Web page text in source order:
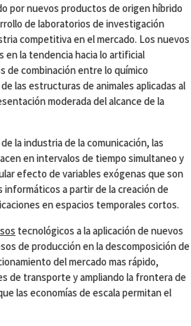
por nuevos productos de origen híbrido
de laboratorios de investigación
competitiva en el mercado. Los nuevos
en la tendencia hacia lo artificial
de combinación entre lo químico
las estructuras de animales aplicadas al
moderada del alcance de la
la industria de la comunicación, las
en intervalos de tiempo simultaneo y
efecto de variables exógenas que son
a partir de la creación de
en espacios temporales cortos.
tecnológicos a la aplicación de nuevos
de producción en la descomposición de
del mercado mas rápido,
de transporte y ampliando la frontera de
las economías de escala permitan el